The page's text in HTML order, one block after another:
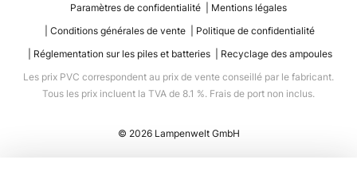
Paramètres de confidentialité
Mentions légales
Conditions générales de vente
Politique de confidentialité
Réglementation sur les piles et batteries
Recyclage des ampoules
Les prix PVC correspondent au prix de vente conseillé par le fabricant.
Tous les prix incluent la TVA de 8.1 %. Frais de port non inclus.
© 2026 Lampenwelt GmbH